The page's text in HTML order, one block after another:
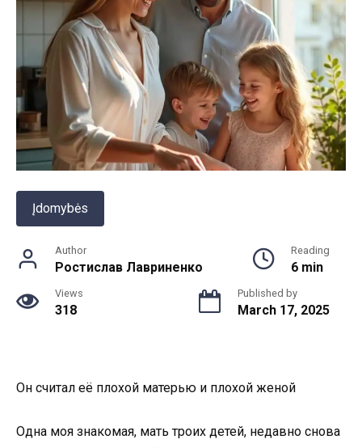
Įdomybės
Author
Ростислав Лавриненко
Reading
6 min
Views
318
Published by
March 17, 2025
Он считал её плохой матерью и плохой женой
Одна моя знакомая, мать троих детей, недавно снова